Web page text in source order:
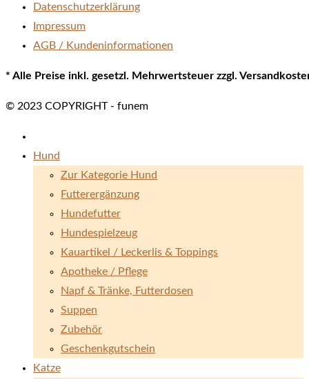
Datenschutzerklärung
Impressum
AGB / Kundeninformationen
* Alle Preise inkl. gesetzl. Mehrwertsteuer zzgl.
© 2023 COPYRIGHT - funem
Hund
Zur Kategorie Hund
Futterergänzung
Hundefutter
Hundespielzeug
Kauartikel / Leckerlis & Toppings
Apotheke / Pflege
Napf & Tränke, Futterdosen
Suppen
Zubehör
Geschenkgutschein
Katze